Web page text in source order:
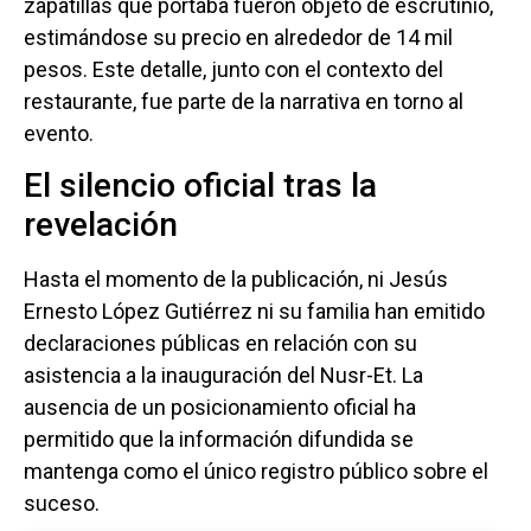
estimándose su precio en alrededor de 14 mil
pesos. Este detalle, junto con el contexto del
restaurante, fue parte de la narrativa en torno al
evento.
El silencio oficial tras la
revelación
Hasta el momento de la publicación, ni Jesús
Ernesto López Gutiérrez ni su familia han emitido
declaraciones públicas en relación con su
asistencia a la inauguración del Nusr-Et. La
ausencia de un posicionamiento oficial ha
permitido que la información difundida se
mantenga como el único registro público sobre el
suceso.